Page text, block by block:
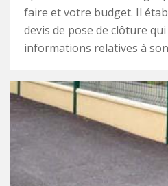
faire et votre budget. Il
devis de pose de clôture
informations relatives à